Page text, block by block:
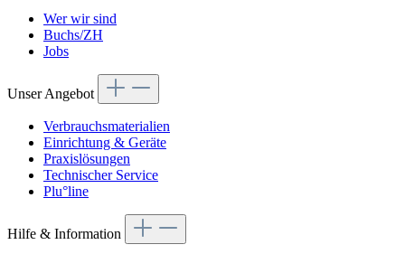
Wer wir sind
Buchs/ZH
Jobs
Unser Angebot
Verbrauchsmaterialien
Einrichtung & Geräte
Praxislösungen
Technischer Service
Plu°line
Hilfe & Information